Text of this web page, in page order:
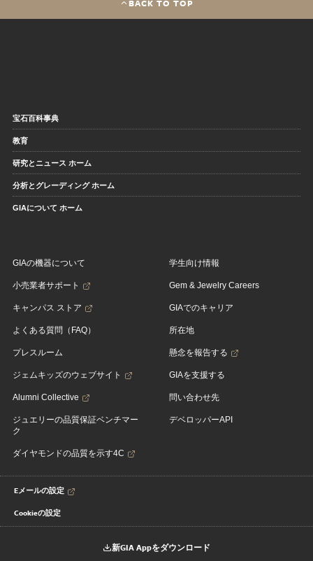
宝石百科事典
教育
研究とニュース ホーム
分析とグレーディング ホーム
GIAについて ホーム
GIAの機器について
小売業者サポート
キャンパス ストア
よくある質問（FAQ）
プレスルーム
ジェムキッズのウェブサイト
Alumni Collective
ジュエリーの品質保証ベンチマー
ク
ダイヤモンドの品質を示す4C
学生向け情報
Gem & Jewelry Careers
GIAでのキャリア
所在地
懸念を報告する
GIAを支援する
問い合わせ先
デベロッパーAPI
Eメールの設定
Cookieの設定
新GIA Appをダウンロード